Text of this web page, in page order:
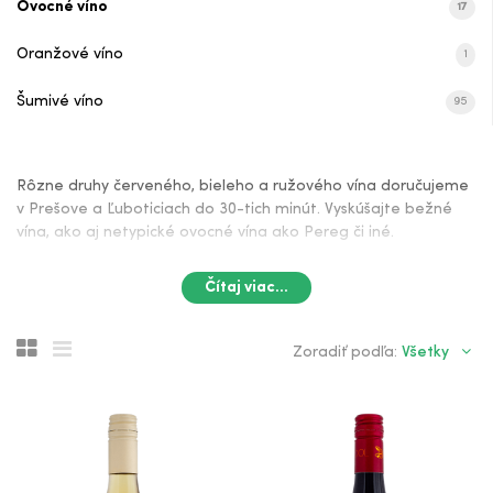
Vinodol Ríbezľové Víno Polosladké
Vinodol Svätovavrinecké 2020 Červené
Vinodol Pálava 2022 Biele Polosuché
Vinodol Sauvignon Blanc 2022 Biele
Vinodol Sauvignon Blanc 2022 Biele
Suché
Vinodol Frizzante Pálava 2023 Biele
Ovocné víno 17
Oranžové víno 1
Šumivé víno 95
Rôzne druhy červeného, bieleho a ružového vína doručujeme
v Prešove a Ľuboticiach do 30-tich minút. Vyskúšajte bežné
vína, ako aj netypické ovocné vína ako Pereg či iné.
Čítaj viac...
Zoradiť podľa: Všetky